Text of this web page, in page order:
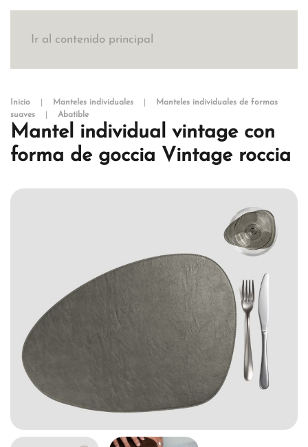
Ir al contenido principal
Inicio Manteles individuales
Manteles individuales de formas
suaves
Abatible
Mantel individual vintage con
forma de goccia Vintage roccia